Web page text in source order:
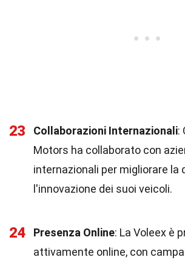
23 Collaborazioni Internazionali:
Motors ha collaborato con
internazionali per migliorare la
l'innovazione dei suoi veicoli.
24 Presenza Online: La Voleex è
attivamente online, con